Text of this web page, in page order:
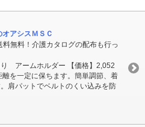
アシスＭＳＣ
無料！介護カタログの配布も行っ
り アームホルダー 【価格】2,052
離を一定に保ちます。簡単調節、着
肩パットでベルトのくい込みを防